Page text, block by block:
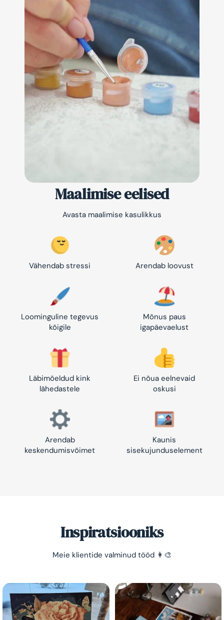
Maalimise eelised
Avasta maalimise kasulikkus
Vähendab stressi Arendab loovust
Loominguline tegevus
kõigile
Mõnus paus
igapäevaelust
Läbimõeldud kink
lähedastele
Ei nõua eelnevaid
oskusi
Arendab
keskendumisvõimet
Kaunis
sisekujunduselement
Inspiratsiooniks
Meie klientide valminud tööd 👩‍🎨